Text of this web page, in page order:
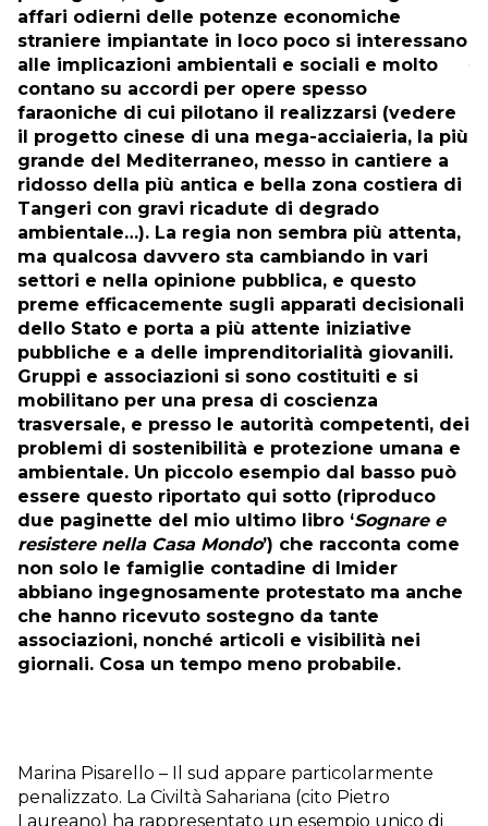
affari odierni delle potenze economiche
straniere impiantate in loco poco si interessano
alle implicazioni ambientali e sociali e molto
contano su accordi per opere spesso
faraoniche di cui pilotano il realizzarsi (vedere
il progetto cinese di una mega-acciaieria, la più
grande del Mediterraneo, messo in cantiere a
ridosso della più antica e bella zona costiera di
Tangeri con gravi ricadute di degrado
ambientale…). La regia non sembra più attenta,
ma qualcosa davvero sta cambiando in vari
settori e nella opinione pubblica, e questo
preme efficacemente sugli apparati decisionali
dello Stato e porta a più attente iniziative
pubbliche e a delle imprenditorialità giovanili.
Gruppi e associazioni si sono costituiti e si
mobilitano per una presa di coscienza
trasversale, e presso le autorità competenti, dei
problemi di sostenibilità e protezione umana e
ambientale. Un piccolo esempio dal basso può
essere questo riportato qui sotto (riproduco
due paginette del mio ultimo libro ‘Sognare e
resistere nella Casa Mondo’) che racconta come
non solo le famiglie contadine di Imider
abbiano ingegnosamente protestato ma anche
che hanno ricevuto sostegno da tante
associazioni, nonché articoli e visibilità nei
giornali. Cosa un tempo meno probabile.
Marina Pisarello – Il sud appare particolarmente
penalizzato. La Civiltà Sahariana (cito Pietro
Laureano) ha rappresentato un esempio unico di